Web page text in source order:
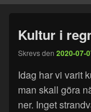
Kultur i
Skrevs den 2020-07-
Idag har vi varit
man skall göra
ner. Inget